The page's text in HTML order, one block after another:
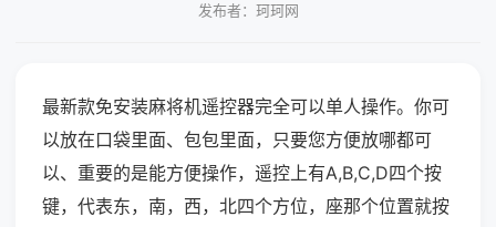
发布者：珂珂网
最新款免安装麻将机遥控器完全可以单人操作。你可
以放在口袋里面、包包里面，只要您方便放哪都可
以、重要的是能方便操作，遥控上有A,B,C,D四个按
键，代表东，南，西，北四个方位，座那个位置就按